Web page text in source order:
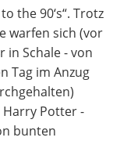
the 90‘s“. Trotz
warfen sich (vor
in Schale - von
Tag im Anzug
Potter -
bunten